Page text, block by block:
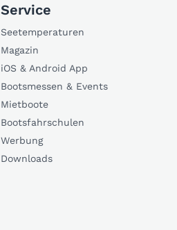
Service
Seetemperaturen
Magazin
iOS & Android App
Bootsmessen & Events
Mietboote
Bootsfahrschulen
Werbung
Downloads